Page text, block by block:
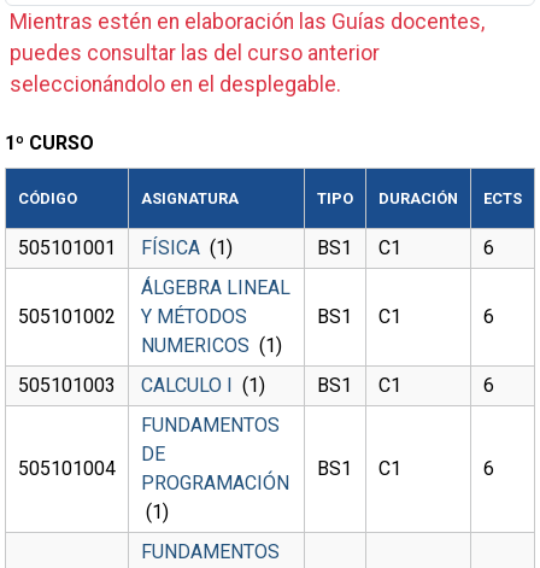
Mientras estén en elaboración las Guías docentes,
puedes consultar las del curso anterior
seleccionándolo en el desplegable.
1º CURSO
CÓDIGO ASIGNATURA TIPO DURACIÓN ECTS
505101001 FÍSICA (1) BS1 C1 6
505101002
ÁLGEBRA LINEAL
Y MÉTODOS
NUMERICOS (1)
BS1 C1 6
505101003 CALCULO I (1) BS1 C1 6
505101004
FUNDAMENTOS
DE
PROGRAMACIÓN
(1)
BS1 C1 6
FUNDAMENTOS